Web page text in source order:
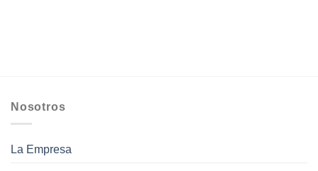
Nosotros
La Empresa